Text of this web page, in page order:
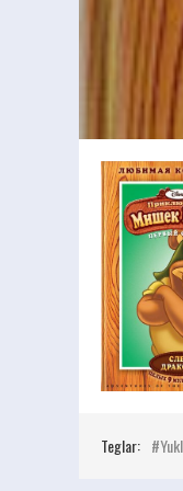
Teglar: